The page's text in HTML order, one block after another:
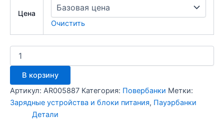
Цена
Очистить
Количество
товара
Внешний
аккумулятор
Hoco
J101,
10000mAh
(22.5W,
В корзину
Артикул: AR005887 Категория: Повербанки Метки:
Зарядные устройства и блоки питания, Пауэрбанки
Детали